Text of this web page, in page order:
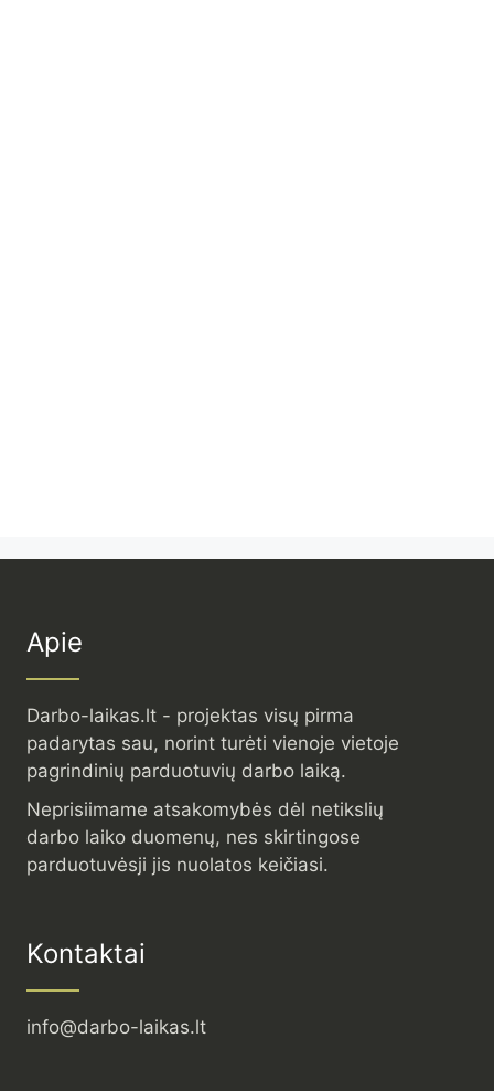
Apie
Darbo-laikas.lt - projektas visų pirma
padarytas sau, norint turėti vienoje vietoje
pagrindinių parduotuvių darbo laiką.
Neprisiimame atsakomybės dėl netikslių
darbo laiko duomenų, nes skirtingose
parduotuvėsji jis nuolatos keičiasi.
Kontaktai
info@darbo-laikas.lt